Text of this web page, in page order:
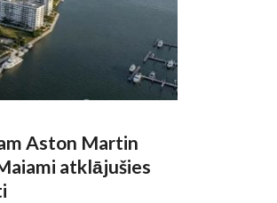
Aston Martin
atklājušies